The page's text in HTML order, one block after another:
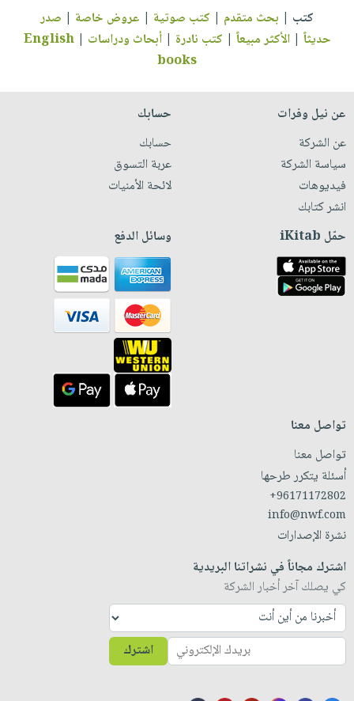
كتب | بحث متقدم | كتب صوتية | عروض خاصة | صدر
حديثاً |الأكثر مبيعاً | كتب نادرة |أبحاث ودراسات |
English
books
عن نيل وفرات
عن الشركة
سياسة الشركة
فيديوهات
انشر كتابك
حسابك
حسابك
عربة التسوق
لائحة الأمنيات
حمّل iKitab وسائل الدفع
تواصل معنا
تواصل معنا
أسئلة يتكرر طرحها
+96171172802
info@nwf.com
نشرة الإصدارات
اشترك مجاناً في نشراتنا البريدية
كي يصلك آخر أخبار الشركة
اشترك